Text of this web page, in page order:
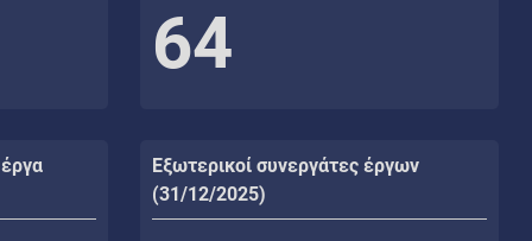
64
Εξωτερικοί συνεργάτες έργων
(31/12/2025)